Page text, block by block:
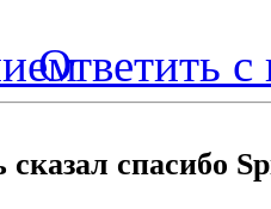
Ответить с
сказал cпасибо